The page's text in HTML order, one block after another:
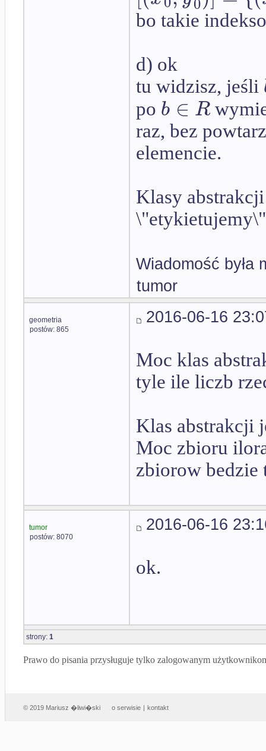
bo takie
d) ok
tu widzisz, jeśli
po b ∈ R
raz, bez
elemencie.
Klasy
Wiadomość była
tumor
geometria
postów: 865
2016-06-16
Moc klas
tyle ile liczb
Klas abstrakcji
Moc zbioru
zbiorow
tumor
postów: 8070
2016-06-16
ok.
strony: 1
Prawo do pisania przysługuje tylko zalogowanym
© 2019 Mariusz �liwi�ski o serwisie | kontakt